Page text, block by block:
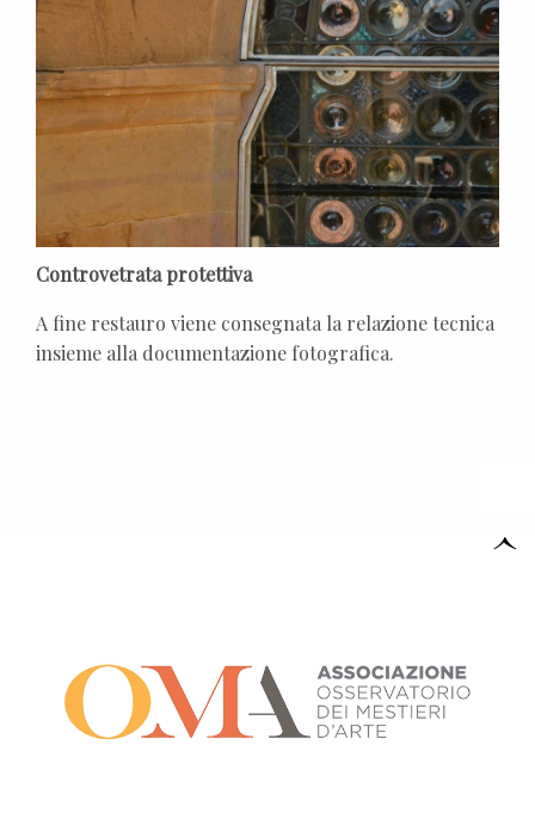
Controvetrata protettiva
A fine restauro viene consegnata la relazione tecnica
insieme alla documentazione fotografica.